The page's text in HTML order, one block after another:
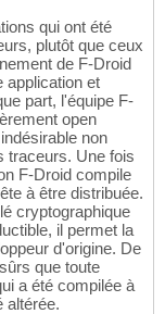
qui ont été
plutôt que ceux
de F-Droid
application et
part, l'équipe F-
open
non
traceurs. Une fois
F-Droid compile
à être distribuée.
cryptographique
il permet la
d'origine. De
que toute
a été compilée à
altérée.